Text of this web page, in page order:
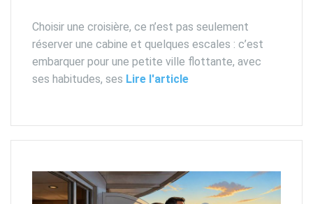
Choisir une croisière, ce n’est pas seulement
réserver une cabine et quelques escales : c’est
embarquer pour une petite ville flottante, avec
ses habitudes, ses Lire l'article